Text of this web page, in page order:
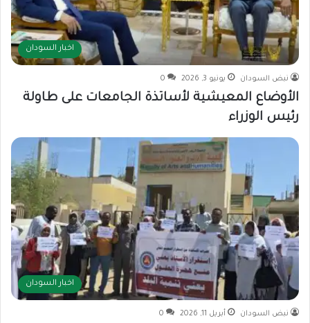
اخبار السودان
نبض السودان يونيو 3, 2026 0
الأوضاع المعيشية لأساتذة الجامعات على طاولة
رئيس الوزراء
اخبار السودان
نبض السودان أبريل 11, 2026 0